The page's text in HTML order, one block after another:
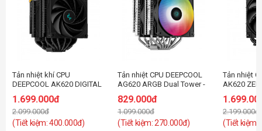
Tản nhiệt khí CPU
DEEPCOOL AK620 DIGITAL
1.699.000đ
2.099.000đ
(Tiết kiệm: 400.000đ)
Tản nhiệt CPU DEEPCOOL
AG620 ARGB Dual Tower -
829.000đ
1.099.000đ
(Tiết kiệm: 270.000đ)
Tản nhiệt
AK620
2.199.000đ
(Tiết kiệm: